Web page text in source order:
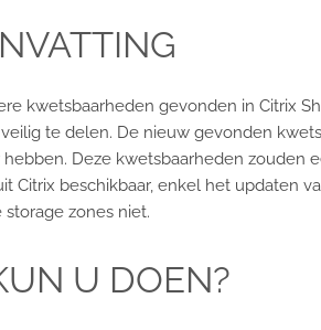
kwetsbaarheden gevonden in Citrix
te delen. De nieuw gevonden
Deze kwetsbaarheden zouden
Citrix beschikbaar, enkel het updaten
zones niet.
U DOEN?